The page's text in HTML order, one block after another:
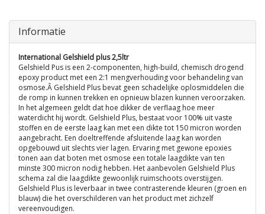
Informatie
International Gelshield plus 2,5ltr
Gelshield Pus is een 2-componenten, high-build, chemisch drogend
epoxy product met een 2:1 mengverhouding voor behandeling van
osmose.Â Gelshield Plus bevat geen schadelijke oplosmiddelen die
de romp in kunnen trekken en opnieuw blazen kunnen veroorzaken.
In het algemeen geldt dat hoe dikker de verflaag hoe meer
waterdicht hij wordt. Gelshield Plus, bestaat voor 100% uit vaste
stoffen en de eerste laag kan met een dikte tot 150 micron worden
aangebracht. Een doeltreffende afsluitende laag kan worden
opgebouwd uit slechts vier lagen. Ervaring met gewone epoxies
tonen aan dat boten met osmose een totale laagdikte van ten
minste 300 micron nodig hebben. Het aanbevolen Gelshield Plus
schema zal die laagdikte gewoonlijk ruimschoots overstijgen.
Gelshield Plus is leverbaar in twee contrasterende kleuren (groen en
blauw) die het overschilderen van het product met zichzelf
vereenvoudigen.